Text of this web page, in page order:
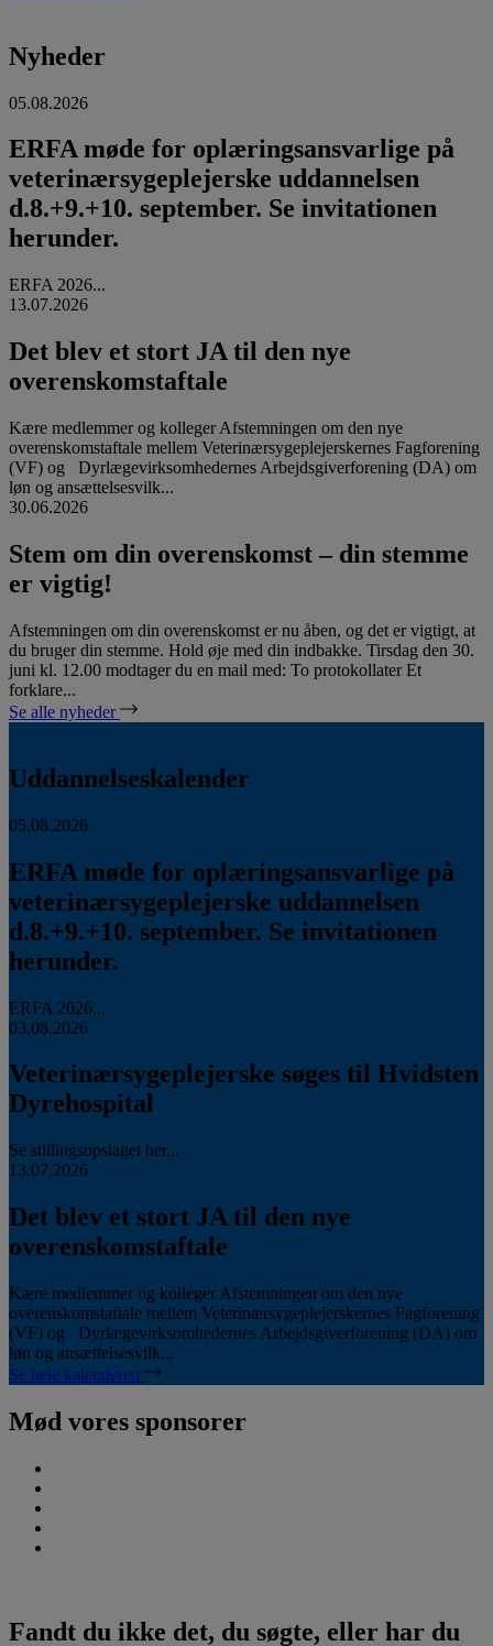
Nyheder
05.08.2026
ERFA møde for oplæringsansvarlige på
veterinærsygeplejerske uddannelsen
d.8.+9.+10. september. Se invitationen
herunder.
ERFA 2026...
13.07.2026
Det blev et stort JA til den nye
overenskomstaftale
Kære medlemmer og kolleger Afstemningen om den nye
overenskomstaftale mellem Veterinærsygeplejerskernes Fagforening
(VF) og Dyrlægevirksomhedernes Arbejdsgiverforening (DA) om
løn og ansættelsesvilk...
30.06.2026
Stem om din overenskomst – din stemme
er vigtig!
Afstemningen om din overenskomst er nu åben, og det er vigtigt, at
du bruger din stemme. Hold øje med din indbakke. Tirsdag den 30.
juni kl. 12.00 modtager du en mail med: To protokollater Et
forklare...
Se alle nyheder
Uddannelseskalender
05.08.2026
ERFA møde for oplæringsansvarlige på
veterinærsygeplejerske uddannelsen
d.8.+9.+10. september. Se invitationen
herunder.
ERFA 2026...
03.08.2026
Veterinærsygeplejerske søges til Hvidsten
Dyrehospital
Se stillingsopslaget her...
13.07.2026
Det blev et stort JA til den nye
overenskomstaftale
Kære medlemmer og kolleger Afstemningen om den nye
overenskomstaftale mellem Veterinærsygeplejerskernes Fagforening
(VF) og Dyrlægevirksomhedernes Arbejdsgiverforening (DA) om
løn og ansættelsesvilk...
Se hele kalenderen
Mød vores sponsorer
Fandt du ikke det, du søgte, eller har du